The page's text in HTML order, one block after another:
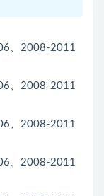
、2008-2011
、2008-2011
、2008-2011
、2008-2011